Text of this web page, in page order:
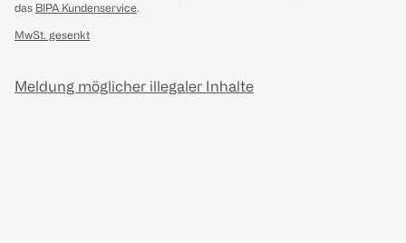
das BIPA Kundenservice.
MwSt. gesenkt
Meldung möglicher illegaler Inhalte